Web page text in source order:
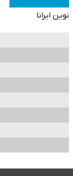
نوین ایرانا